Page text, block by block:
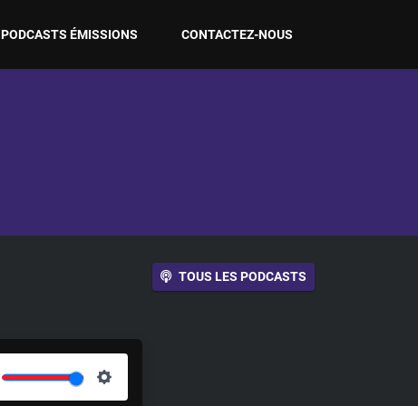
PODCASTS ÉMISSIONS CONTACTEZ-NOUS
TOUS LES PODCASTS
S